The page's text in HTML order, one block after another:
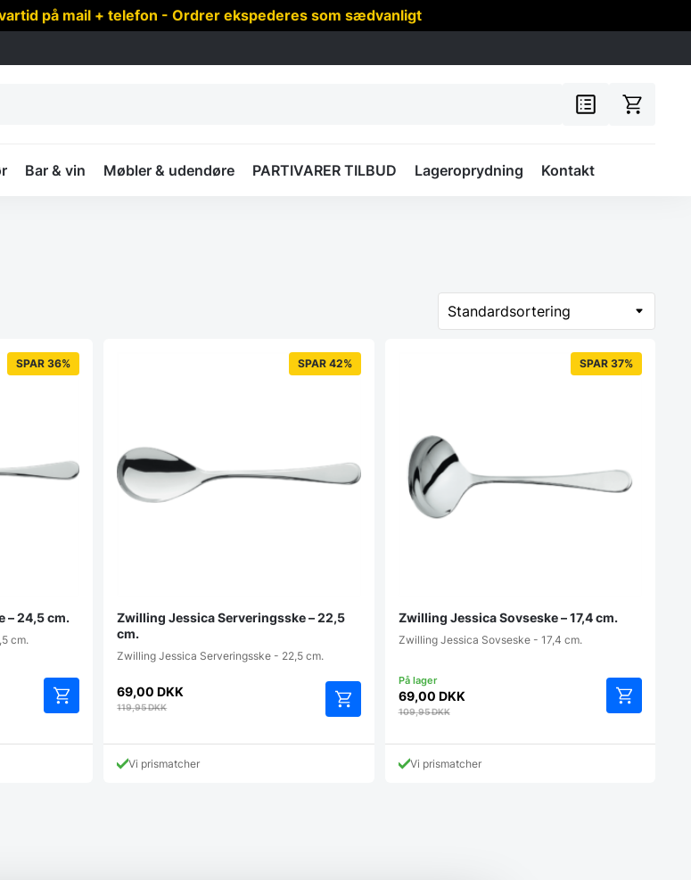
på mail + telefon - Ordrer ekspederes som sædvanligt
Bar & vin Møbler & udendøre PARTIVARER TILBUD Lageroprydning Kontakt
SPAR 36%
– 24,5 cm.
cm.
SPAR 42%
Zwilling Jessica Serveringsske – 22,5
cm.
Zwilling Jessica Serveringsske - 22,5 cm.
69,00DKK
119,95DKK
Vi prismatcher
SPAR 37%
Zwilling Jessica Sovseske – 17,4 cm.
Zwilling Jessica Sovseske - 17,4 cm.
69,00 DKK
109,95DKK
Vi prismatcher